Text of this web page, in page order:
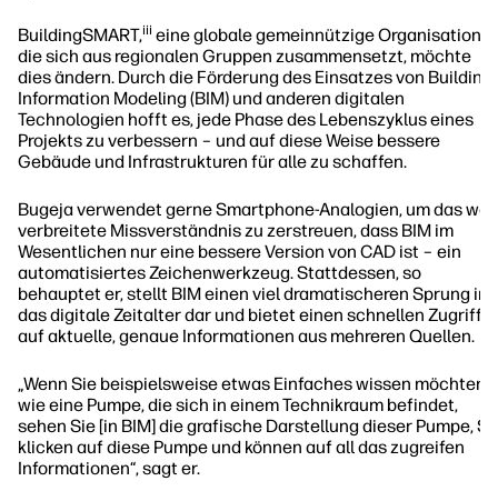
BuildingSMART,iii eine globale gemeinnützige Organisation,
die sich aus regionalen Gruppen zusammensetzt, möchte
dies ändern. Durch die Förderung des Einsatzes von Building
Information Modeling (BIM) und anderen digitalen
Technologien hofft es, jede Phase des Lebenszyklus eines
Projekts zu verbessern – und auf diese Weise bessere
Gebäude und Infrastrukturen für alle zu schaffen.
Bugeja verwendet gerne Smartphone-Analogien, um das
verbreitete Missverständnis zu zerstreuen, dass BIM im
Wesentlichen nur eine bessere Version von CAD ist – ein
automatisiertes Zeichenwerkzeug. Stattdessen, so
behauptet er, stellt BIM einen viel dramatischeren Sprung in
das digitale Zeitalter dar und bietet einen schnellen Zugriff
auf aktuelle, genaue Informationen aus mehreren Quellen.
„Wenn Sie beispielsweise etwas Einfaches wissen möchten,
wie eine Pumpe, die sich in einem Technikraum befindet,
sehen Sie [in BIM] die grafische Darstellung dieser Pumpe,
klicken auf diese Pumpe und können auf all das zugreifen
Informationen“, sagt er.